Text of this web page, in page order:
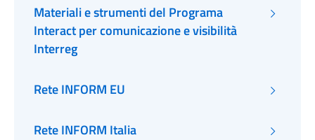
Materiali e strumenti del Programa
Interact per comunicazione e visibilità
Interreg
Rete INFORM EU
Rete INFORM Italia